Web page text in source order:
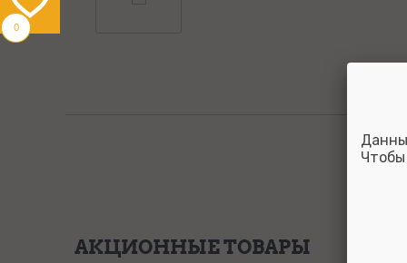
АКЦИОННЫЕ ТОВАРЫ
0